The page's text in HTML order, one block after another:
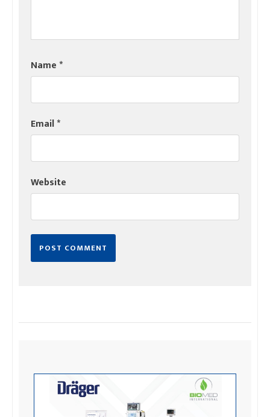
Name*
Email*
Website